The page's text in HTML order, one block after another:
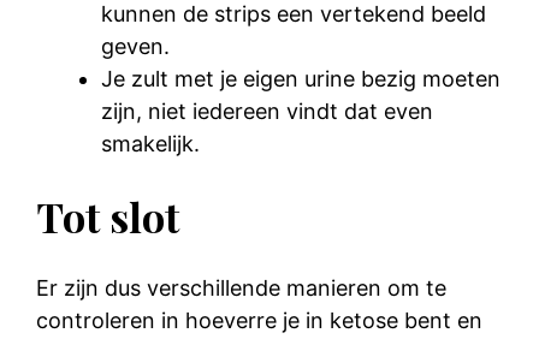
kunnen de strips een vertekend beeld
geven.
Je zult met je eigen urine bezig moeten
zijn, niet iedereen vindt dat even
smakelijk.
Tot slot
Er zijn dus verschillende manieren om te
controleren in hoeverre je in ketose bent en